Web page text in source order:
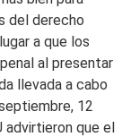
del derecho
a que los
al presentar
llevada a cabo
12
advirtieron que el